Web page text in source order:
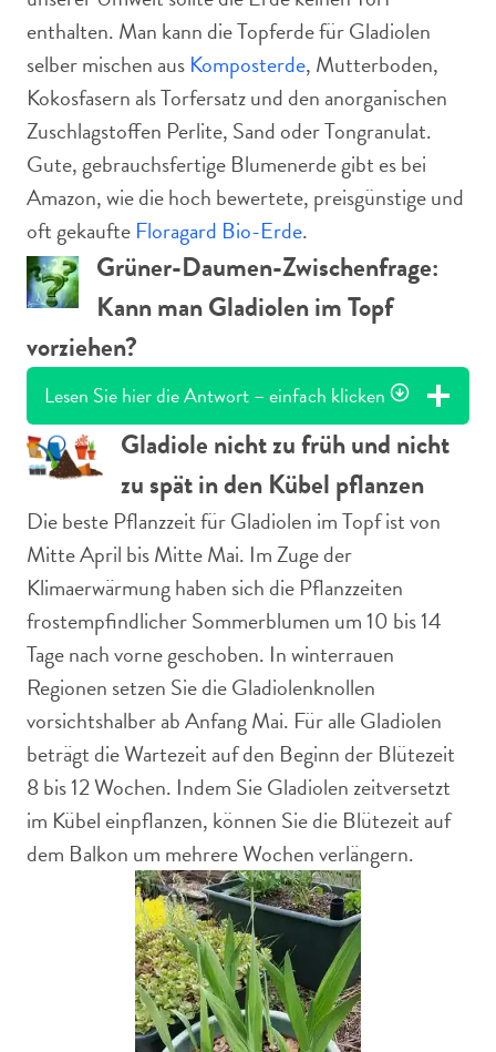
enthalten. Man kann die Topferde für Gladiolen
selber mischen aus Komposterde, Mutterboden,
Kokosfasern als Torfersatz und den anorganischen
Zuschlagstoffen Perlite, Sand oder Tongranulat.
Gute, gebrauchsfertige Blumenerde gibt es bei
Amazon, wie die hoch bewertete, preisgünstige und
oft gekaufte Floragard Bio-Erde.
Grüner-Daumen-Zwischenfrage:
Kann man Gladiolen im Topf
vorziehen?
Lesen Sie hier die Antwort – einfach klicken
Gladiole nicht zu früh und nicht
zu spät in den Kübel pflanzen
Die beste Pflanzzeit für Gladiolen im Topf ist von
Mitte April bis Mitte Mai. Im Zuge der
Klimaerwärmung haben sich die Pflanzzeiten
frostempfindlicher Sommerblumen um 10 bis 14
Tage nach vorne geschoben. In winterrauen
Regionen setzen Sie die Gladiolenknollen
vorsichtshalber ab Anfang Mai. Für alle Gladiolen
beträgt die Wartezeit auf den Beginn der Blütezeit
8 bis 12 Wochen. Indem Sie Gladiolen zeitversetzt
im Kübel einpflanzen, können Sie die Blütezeit auf
dem Balkon um mehrere Wochen verlängern.